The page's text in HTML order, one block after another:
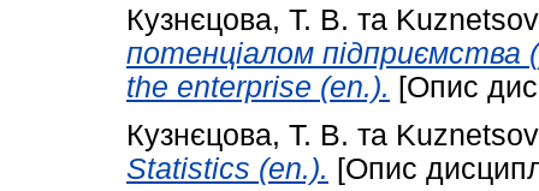
Кузнєцова, Т. В. та
потенціалом підприємства
the enterprise (en.). [Опис
Кузнєцова, Т. В. та
Statistics (en.). [Опис